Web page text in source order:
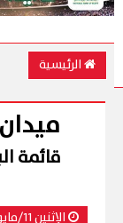
الرئيسية
قائمة
الإثنين 11/مايو/2026 - 08:27 م